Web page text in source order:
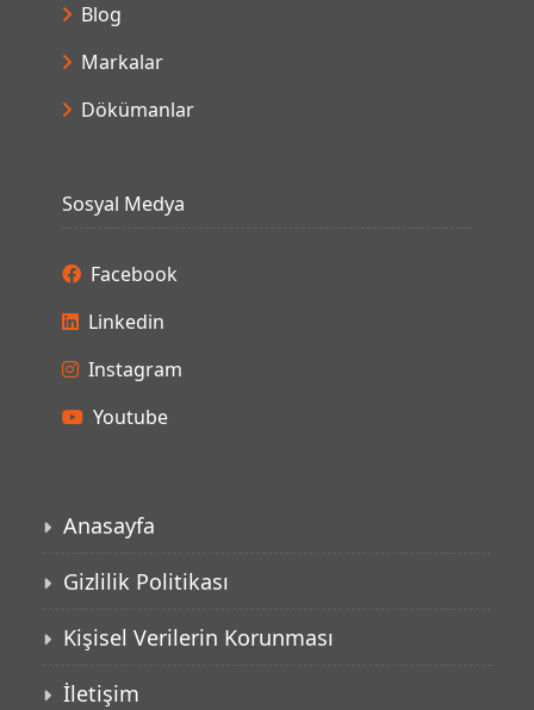
Blog
Markalar
Dökümanlar
Sosyal Medya
Facebook
Linkedin
Instagram
Youtube
Anasayfa
Gizlilik Politikası
Kişisel Verilerin Korunması
İletişim